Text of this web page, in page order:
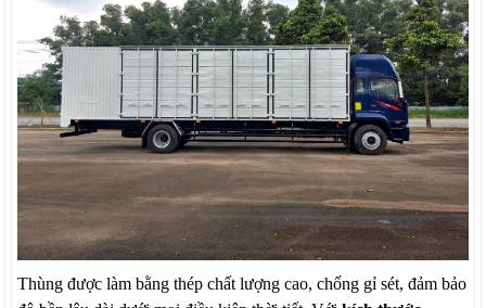
Thùng được làm bằng thép chất lượng cao, chống gỉ sét, đảm bảo